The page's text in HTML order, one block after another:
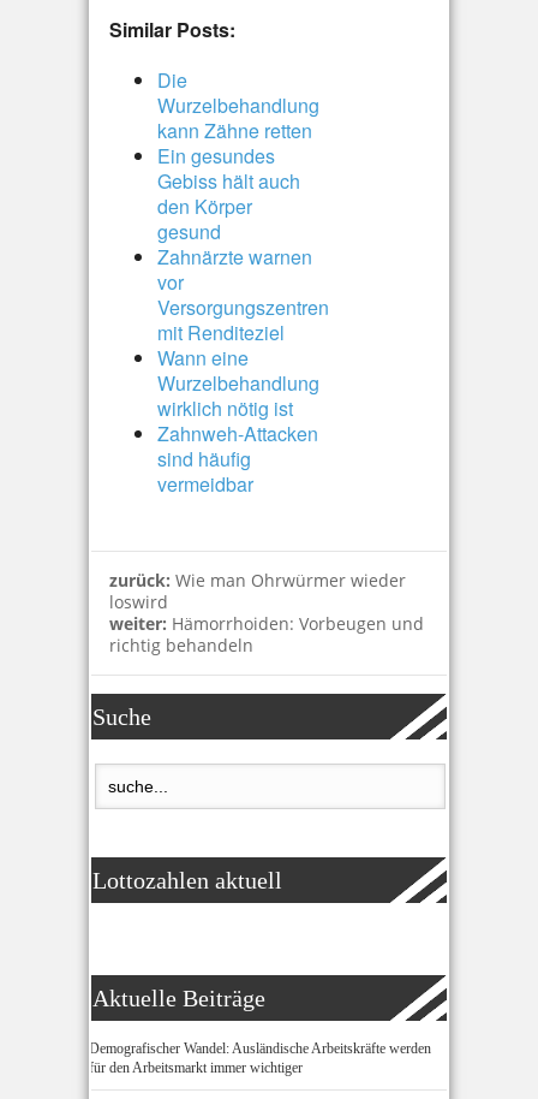
Similar Posts:
Die
Wurzelbehandlung
kann Zähne retten
Ein gesundes
Gebiss hält auch
den Körper
gesund
Zahnärzte warnen
vor
Versorgungszentren
mit Renditeziel
Wann eine
Wurzelbehandlung
wirklich nötig ist
Zahnweh-Attacken
sind häufig
vermeidbar
zurück: Wie man Ohrwürmer wieder
loswird
weiter: Hämorrhoiden: Vorbeugen und
richtig behandeln
Suche
Lottozahlen aktuell
Aktuelle Beiträge
Demografischer Wandel: Ausländische Arbeitskräfte werden
für den Arbeitsmarkt immer wichtiger